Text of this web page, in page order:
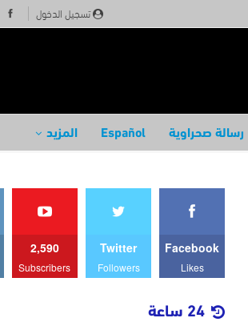
تسجيل الدخول
رسالة صحراوية Español المزيد
Facebook
Likes
Twitter
Followers
2,590
Subscribers